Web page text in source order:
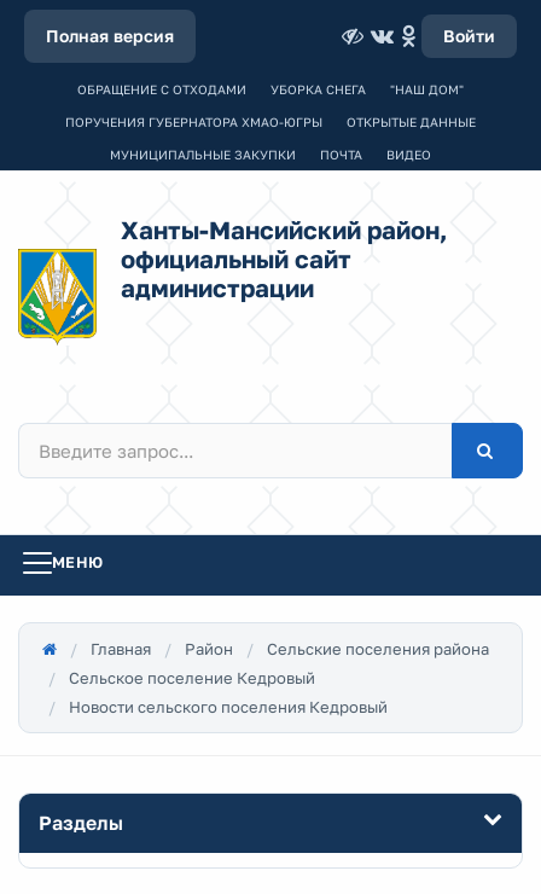
Полная версия Войти
ОБРАЩЕНИЕ С ОТХОДАМИ УБОРКА СНЕГА "НАШ ДОМ"
ПОРУЧЕНИЯ ГУБЕРНАТОРА ХМАО-ЮГРЫ ОТКРЫТЫЕ ДАННЫЕ
МУНИЦИПАЛЬНЫЕ ЗАКУПКИ ПОЧТА ВИДЕО
Ханты-Мансийский район,
официальный сайт
администрации
МЕНЮ
Главная Район
Сельские поселения района
Сельское поселение Кедровый
Новости сельского поселения Кедровый
Разделы